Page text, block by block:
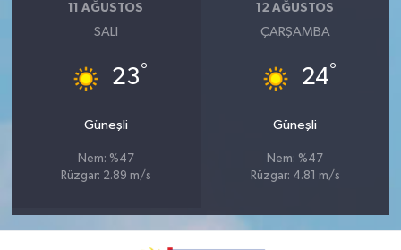
11 AĞUSTOS
SALI
23°
Güneşli
Nem: %47
Rüzgar: 2.89 m/s
12 AĞUSTOS
ÇARŞAMBA
24°
Güneşli
Nem: %47
Rüzgar: 4.81 m/s